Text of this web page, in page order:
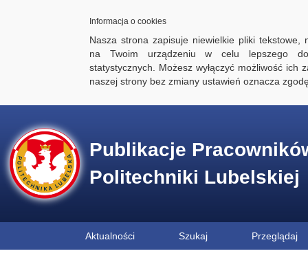
Informacja o cookies
Nasza strona zapisuje niewielkie pliki tekstowe,
na Twoim urządzeniu w celu lepszego
statystycznych. Możesz wyłączyć możliwość ich
naszej strony bez zmiany ustawień oznacza
Publikacje
Politechniki Lubelskiej
Aktualności Szukaj Przeglądaj